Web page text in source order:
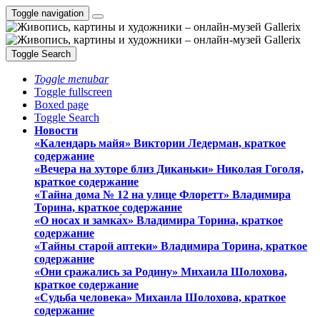
Toggle navigation
Toggle Search
Toggle menubar
Toggle fullscreen
Boxed page
Toggle Search
Новости
«Календарь майя» Виктории Ледерман, краткое
содержание
«Вечера на хуторе близ Диканьки» Николая Гоголя,
краткое содержание
«Тайна дома № 12 на улице Флоретт» Владимира
Торина, краткое содержание
«О носах и замка́х» Владимира Торина, краткое
содержание
«Тайны старой аптеки» Владимира Торина, краткое
содержание
«Они сражались за Родину» Михаила Шолохова,
краткое содержание
«Судьба человека» Михаила Шолохова, краткое
содержание